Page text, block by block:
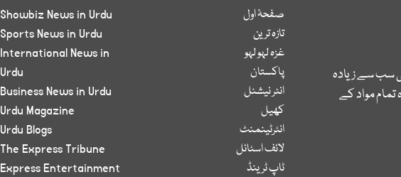
سب سے زیادہ
مواد کے
صفحۂ اول
تازہ ترین
غزہ لہو لہو
پاکستان
انٹر نیشنل
کھیل
انٹرٹینمنٹ
لائف اسٹائل
ٹاپ ٹرینڈ
Showbiz News in Urdu
Sports News in Urdu
International News in
Urdu
Business News in Urdu
Urdu Magazine
Urdu Blogs
The Express Tribune
Express Entertainment